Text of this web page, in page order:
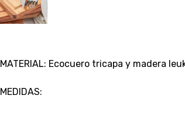
MATERIAL: Ecocuero tricapa y madera
MEDIDAS: